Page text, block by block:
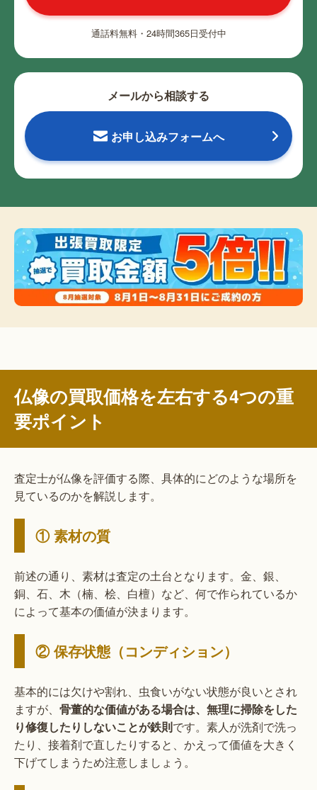
通話料無料・24時間365日受付中
メールから相談する
お申し込みフォームへ
仏像の買取価格を左右する4つの重
要ポイント
査定士が仏像を評価する際、具体的にどのような場所を
見ているのかを解説します。
① 素材の質
前述の通り、素材は査定の土台となります。金、銀、
銅、石、木（楠、桧、白檀）など、何で作られているか
によって基本の価値が決まります。
② 保存状態（コンディション）
基本的には欠けや割れ、虫食いがない状態が良いとされ
ますが、 骨董的な価値がある場合は、無理に掃除をした
り修復したりしないことが鉄則です。素人が洗剤で洗っ
たり、接着剤で直したりすると、かえって価値を大きく
下げてしまうため注意しましょう。